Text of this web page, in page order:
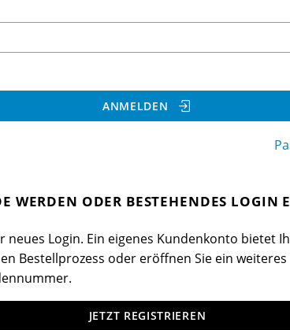
ANMELDEN
WERDEN ODER BESTEHENDES LOGIN
neues Login. Ein eigenes Kundenkonto bietet
Bestellprozess oder eröffnen Sie ein
JETZT REGISTRIEREN